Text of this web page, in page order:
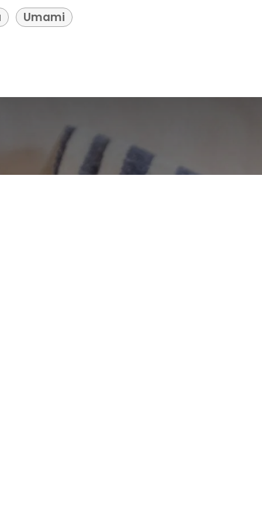
Umami
- Il n° 1 tra gli e-commerce open source